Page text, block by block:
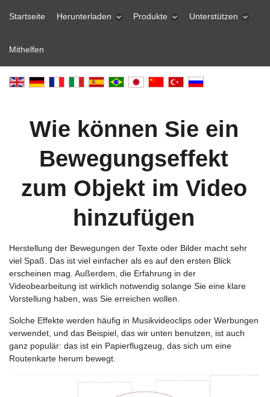
Startseite Herunterladen Produkte Unterstützen
Mithelfen
Wie können Sie ein
Bewegungseffekt
zum Objekt im Video
hinzufügen
Herstellung der Bewegungen der Texte oder Bilder macht sehr
viel Spaß. Das ist viel einfacher als es auf den ersten Blick
erscheinen mag. Außerdem, die Erfahrung in der
Videobearbeitung ist wirklich notwendig solange Sie eine klare
Vorstellung haben, was Sie erreichen wollen.
Solche Effekte werden häufig in Musikvideoclips oder Werbungen
verwendet, und das Beispiel, das wir unten benutzen, ist auch
ganz populär: das ist ein Papierflugzeug, das sich um eine
Routenkarte herum bewegt.